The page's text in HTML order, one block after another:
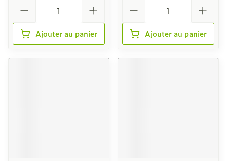
Ajouter au panier Ajouter au panier